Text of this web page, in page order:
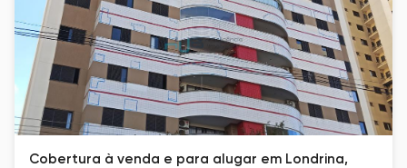
Cobertura à venda e para alugar em Londrina,